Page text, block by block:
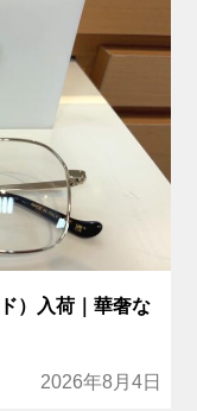
）入荷｜華奢な
2026年8月4日